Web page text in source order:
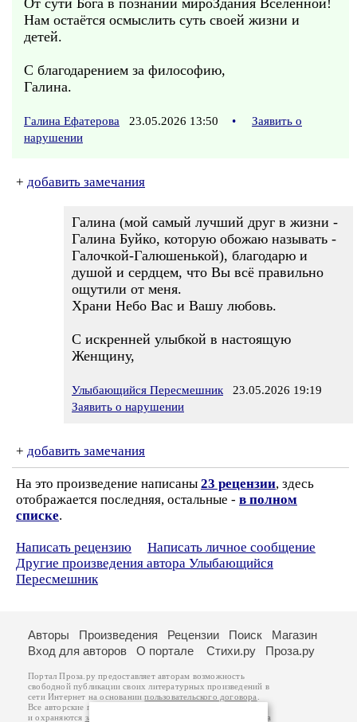
От сути Бога в познании мироЗдания Вселенной!
Нам остаётся осмыслить суть своей жизни и
детей.
С благодарением за философию,
Галина.
Галина Ефатерова 23.05.2026 13:50 •
Заявить о
нарушении
+ добавить замечания
Галина (мой самый лучший друг в жизни -
Галина Буйко, которую обожаю называть -
Галочкой-Галюшенькой), благодарю и
душой и сердцем, что Вы всё правильно
ощутили от меня.
Храни Небо Вас и Вашу любовь.
С искренней улыбкой в настоящую
Женщину,
Улыбающийся Пересмешник 23.05.2026 19:19
Заявить о нарушении
+ добавить замечания
На это произведение написаны 23 рецензии, здесь
отображается последняя, остальные - в полном
списке.
Написать рецензию
Написать личное сообщение
Другие произведения автора Улыбающийся
Пересмешник
Авторы Произведения Рецензии Поиск
Магазин
Вход для авторов
О портале Стихи.ру Проза.ру
Портал Проза.ру предоставляет авторам возможность
свободной публикации своих литературных произведений в
сети Интернет на основаниипользовательского договора
Все авторские права на произведения принадлежат авторам
и охраняются законом . Перепечатка произведений возможна